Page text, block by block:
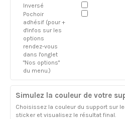
Inversé
Pochoir
adhésif (pour +
d'infos sur les
options
rendez-vous
dans l'onglet
"Nos options"
du menu.)
Simulez la couleur de votre
Choisissez la couleur du support sur
sticker et visualisez le résultat final.